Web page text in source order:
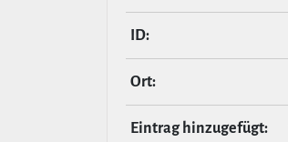
ID:
Ort:
Eintrag hin­zu­ge­fügt: